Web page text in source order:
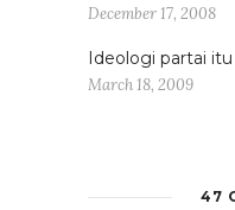
December 17, 2008
Ideologi partai itu
March 18, 2009
47